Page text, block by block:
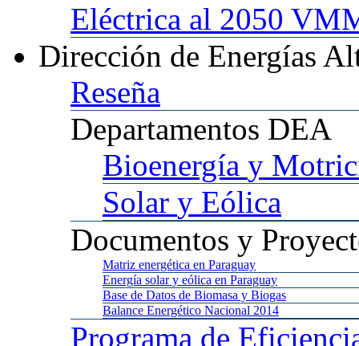
Eléctrica al 2050
Dirección de Energías
Reseña
Departamentos DEA
Bioenergía y
Solar y Eólica
Documentos y
Matriz energética en Paraguay
Energía solar y eólica en Paraguay
Base de Datos de Biomasa y Biogas
Balance Energético Nacional 2014
Programa de